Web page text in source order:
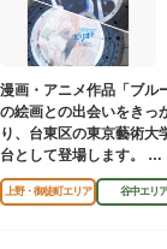
漫画・アニメ作品「ブル
の絵画との出会いをきっ
り、台東区の東京藝術大
台として登場します。
区にゆかりのある本作品
と区内観光客の回遊性向
上野・御徒町エリア 谷中エリア